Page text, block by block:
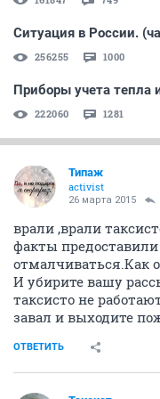
Ситуация в России.
256255 1000
Приборы учета тепла
222060 1281
Типаж
activist
26 марта 2015
врали ,врали
факты
отмалчиваться.Как
И убирите вашу
таксисто не
завал и выходите
ОТВЕТИТЬ